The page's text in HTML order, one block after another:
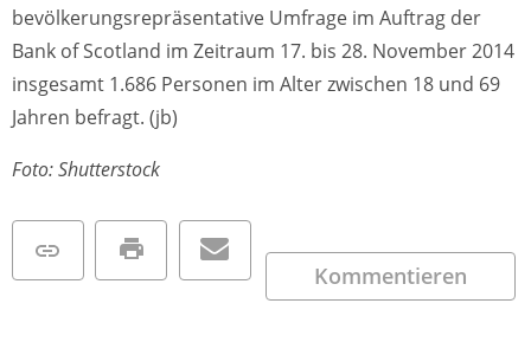
bevölkerungsrepräsentative Umfrage im Auftrag der
Bank of Scotland im Zeitraum 17. bis 28. November 2014
insgesamt 1.686 Personen im Alter zwischen 18 und 69
Jahren befragt. (jb)
Foto: Shutterstock
Kommentieren